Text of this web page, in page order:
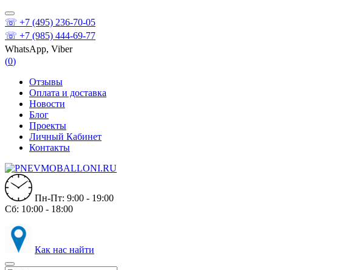
☏ +7 (495) 236-70-05
☏ +7 (985) 444-69-77
WhatsApp, Viber
(0)
Отзывы
Оплата и доставка
Новости
Блог
Проекты
Личный Кабинет
Контакты
Пн-Пт: 9:00 - 19:00
Сб: 10:00 - 18:00
Как нас найти